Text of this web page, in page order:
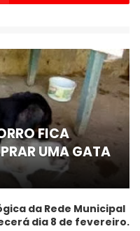
FICA
UMA GATA
da Rede Municipal
dia 8 de fevereiro.